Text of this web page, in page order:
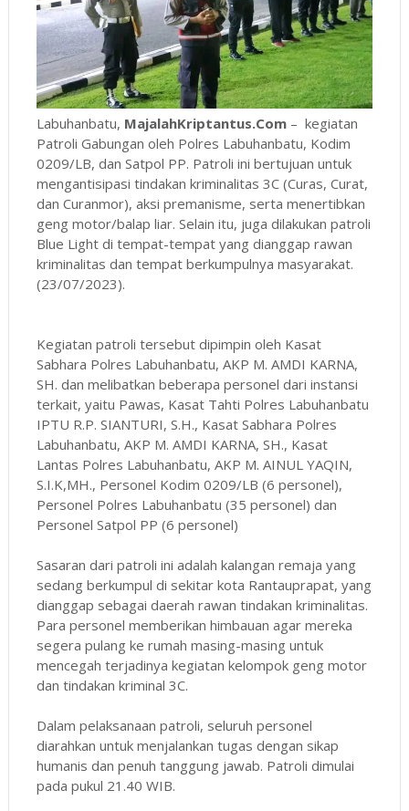
Labuhanbatu, MajalahKriptantus.Com– kegiatan
Patroli Gabungan oleh Polres Labuhanbatu, Kodim
0209/LB, dan Satpol PP. Patroli ini bertujuan untuk
mengantisipasi tindakan kriminalitas 3C (Curas, Curat,
dan Curanmor), aksi premanisme, serta menertibkan
geng motor/balap liar. Selain itu, juga dilakukan patroli
Blue Light di tempat-tempat yang dianggap rawan
kriminalitas dan tempat berkumpulnya masyarakat.
(23/07/2023).
Kegiatan patroli tersebut dipimpin oleh Kasat
Sabhara Polres Labuhanbatu, AKP M. AMDI KARNA,
SH. dan melibatkan beberapa personel dari instansi
terkait, yaitu Pawas, Kasat Tahti Polres Labuhanbatu
IPTU R.P. SIANTURI, S.H., Kasat Sabhara Polres
Labuhanbatu, AKP M. AMDI KARNA, SH., Kasat
Lantas Polres Labuhanbatu, AKP M. AINUL YAQIN,
S.I.K,MH., Personel Kodim 0209/LB (6 personel),
Personel Polres Labuhanbatu (35 personel) dan
Personel Satpol PP (6 personel)
Sasaran dari patroli ini adalah kalangan remaja yang
sedang berkumpul di sekitar kota Rantauprapat, yang
dianggap sebagai daerah rawan tindakan kriminalitas.
Para personel memberikan himbauan agar mereka
segera pulang ke rumah masing-masing untuk
mencegah terjadinya kegiatan kelompok geng motor
dan tindakan kriminal 3C.
Dalam pelaksanaan patroli, seluruh personel
diarahkan untuk menjalankan tugas dengan sikap
humanis dan penuh tanggung jawab. Patroli dimulai
pada pukul 21.40 WIB.